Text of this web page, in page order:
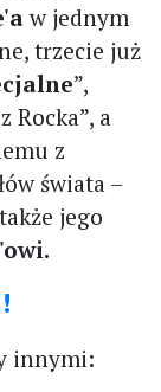
w jednym
trzecie już
”,
Rocka”, a
z
świata –
jego
innymi: